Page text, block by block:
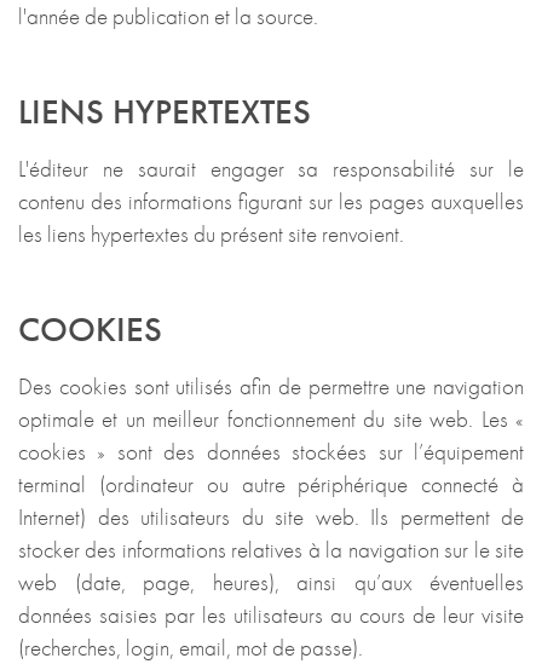
l'année de publication et la source.
LIENS HYPERTEXTES
L'éditeur ne saurait engager sa responsabilité sur le
contenu des informations figurant sur les pages auxquelles
les liens hypertextes du présent site renvoient.
COOKIES
Des cookies sont utilisés afin de permettre une navigation
optimale et un meilleur fonctionnement du site web. Les «
cookies » sont des données stockées sur l’équipement
terminal (ordinateur ou autre périphérique connecté à
Internet) des utilisateurs du site web. Ils permettent de
stocker des informations relatives à la navigation sur le site
web (date, page, heures), ainsi qu’aux éventuelles
données saisies par les utilisateurs au cours de leur visite
(recherches, login, email, mot de passe).